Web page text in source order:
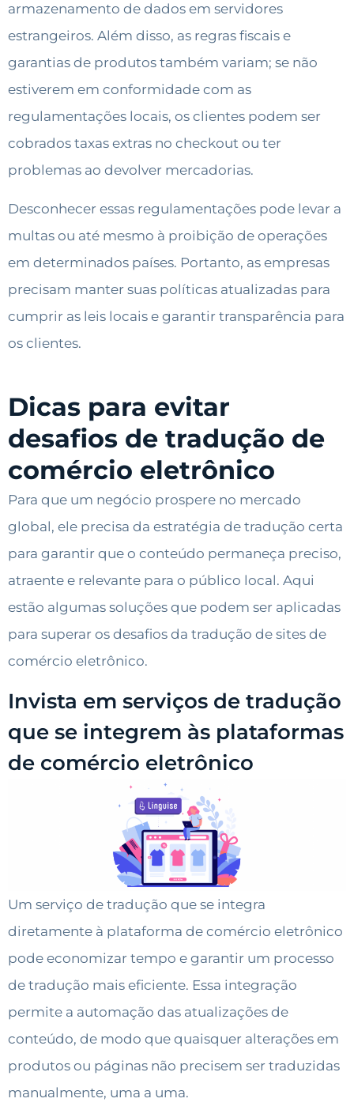
armazenamento de dados em servidores
estrangeiros. Além disso, as regras fiscais e
garantias de produtos também variam; se não
estiverem em conformidade com as
regulamentações locais, os clientes podem ser
cobrados taxas extras no checkout ou ter
problemas ao devolver mercadorias.
Desconhecer essas regulamentações pode levar a
multas ou até mesmo à proibição de operações
em determinados países. Portanto, as empresas
precisam manter suas políticas atualizadas para
cumprir as leis locais e garantir transparência para
os clientes.
Dicas para evitar
desafios de tradução de
comércio eletrônico
Para que um negócio prospere no mercado
global, ele precisa da estratégia de tradução certa
para garantir que o conteúdo permaneça preciso,
atraente e relevante para o público local. Aqui
estão algumas soluções que podem ser aplicadas
para superar os desafios da tradução de sites de
comércio eletrônico.
Invista em serviços de tradução
que se integrem às plataformas
de comércio eletrônico
Um serviço de tradução que se integra
diretamente à plataforma de comércio eletrônico
pode economizar tempo e garantir um processo
de tradução mais eficiente. Essa integração
permite a automação das atualizações de
conteúdo, de modo que quaisquer alterações em
produtos ou páginas não precisem ser traduzidas
manualmente, uma a uma.